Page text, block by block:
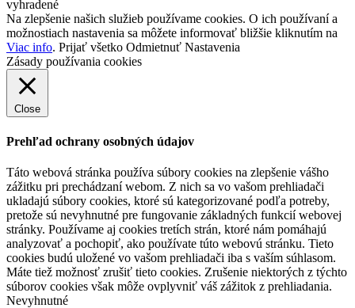
vyhradené
Na zlepšenie našich služieb používame cookies. O ich používaní a
možnostiach nastavenia sa môžete informovať bližšie kliknutím na
Viac info. Prijať všetko Odmietnuť Nastavenia
Zásady používania cookies
Close
Prehľad ochrany osobných údajov
Táto webová stránka používa súbory cookies na zlepšenie vášho
zážitku pri prechádzaní webom. Z nich sa vo vašom prehliadači
ukladajú súbory cookies, ktoré sú kategorizované podľa potreby,
pretože sú nevyhnutné pre fungovanie základných funkcií webovej
stránky. Používame aj cookies tretích strán, ktoré nám pomáhajú
analyzovať a pochopiť, ako používate túto webovú stránku. Tieto
cookies budú uložené vo vašom prehliadači iba s vaším súhlasom.
Máte tiež možnosť zrušiť tieto cookies. Zrušenie niektorých z týchto
súborov cookies však môže ovplyvniť váš zážitok z prehliadania.
Nevyhnutné